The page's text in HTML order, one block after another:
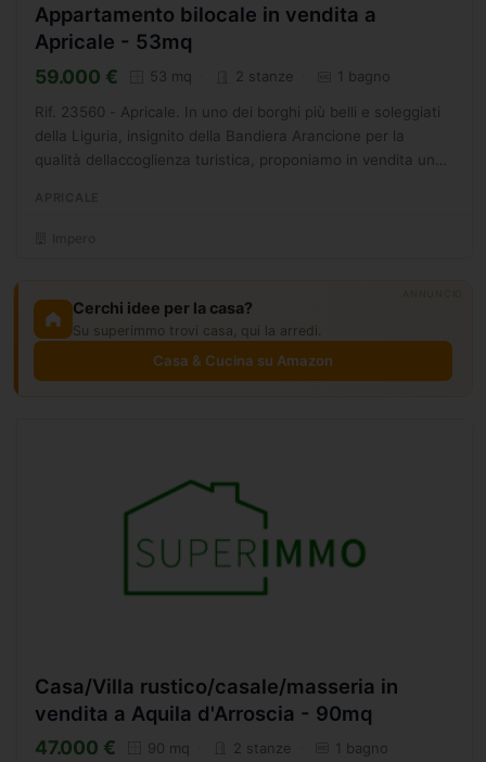
Appartamento bilocale in vendita a
Apricale - 53mq
59.000 € 53 mq 2 stanze 1 bagno
Rif. 23560 - Apricale. In uno dei borghi più belli e soleggiati
della Liguria, insignito della Bandiera Arancione per la
qualità dellaccoglienza turistica, proponiamo in vendita un
Cerchi idee per la casa?
Su superimmo trovi casa, qui la arredi.
Casa & Cucina su Amazon
Casa/Villa rustico/casale/masseria in
vendita a Aquila d'Arroscia - 90mq
47.000 € 90 mq 2 stanze 1 bagno